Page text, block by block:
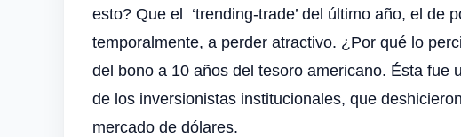
esto? Que el ‘trending-trade’ del último año, el de
temporalmente, a perder atractivo. ¿Por qué lo
del bono a 10 años del tesoro americano. Ésta
de los inversionistas institucionales, que
mercado de dólares.